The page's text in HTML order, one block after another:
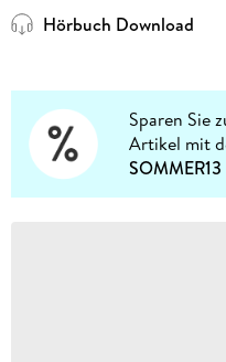
Hörbuch Download
Sparen Sie
Artikel mit
SOMMER13